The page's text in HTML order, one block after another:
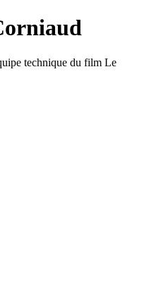
technique du film Le